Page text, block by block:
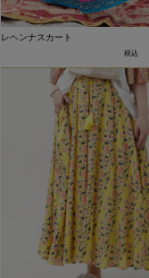
レヘンナスカート